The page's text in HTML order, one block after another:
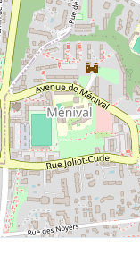
www.vme.plus/
30 B RUE
30B r joliot-curie